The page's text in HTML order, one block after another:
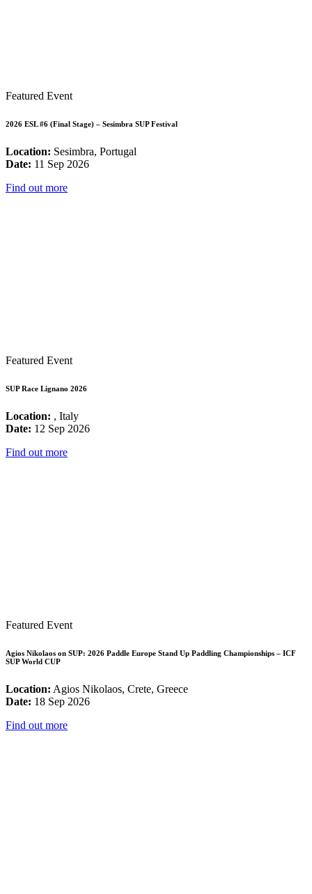
Featured Event
2026 ESL #6 (Final Stage) – Sesimbra SUP Festival
Location: Sesimbra, Portugal
Date: 11 Sep 2026
Find out more
Featured Event
SUP Race Lignano 2026
Location: , Italy
Date: 12 Sep 2026
Find out more
Featured Event
Agios Nikolaos on SUP: 2026 Paddle Europe Stand Up Paddling Championships – ICF
SUP World CUP
Location: Agios Nikolaos, Crete, Greece
Date: 18 Sep 2026
Find out more